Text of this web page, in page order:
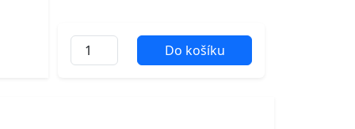
Do košíku